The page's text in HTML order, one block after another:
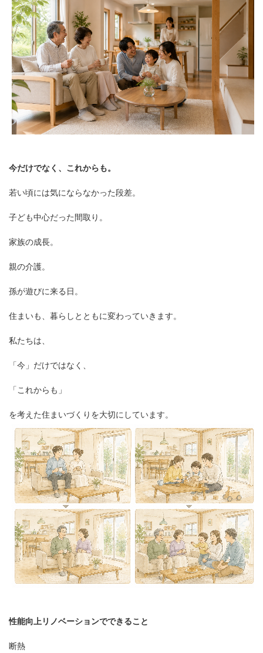
今だけでなく、これからも。
若い頃には気にならなかった段差。
子ども中心だった間取り。
家族の成長。
親の介護。
孫が遊びに来る日。
住まいも、暮らしとともに変わっていきます。
私たちは、
「今」だけではなく、
「これからも」
を考えた住まいづくりを大切にしています。
性能向上リノベーションでできること
断熱